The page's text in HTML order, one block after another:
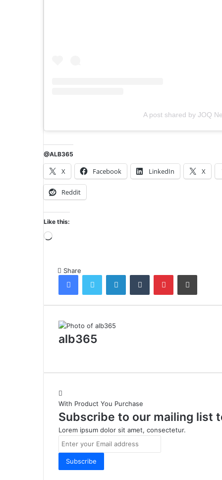
A post shared by JOQ
@ALB365
X Facebook LinkedIn X
Reddit
Like this:
Loading…
ShareFacebookTwitter LinkedInTumblr PinterestShare via Email
alb365
With Product You Purchase
Subscribe to our mailing list
Lorem ipsum dolor sit amet, consectetur.
Enter
Email
address